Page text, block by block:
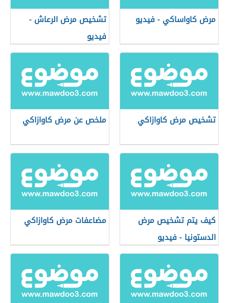
مرض كاواساكي - فيديو
تشخيص مرض الرعاش -
فيديو
تشخيص مرض كاوازاكي ملخص عن مرض كاوازاكي
كيف يتم تشخيص مرض
الدستونيا - فيديو
مضاعفات مرض كاوازاكي